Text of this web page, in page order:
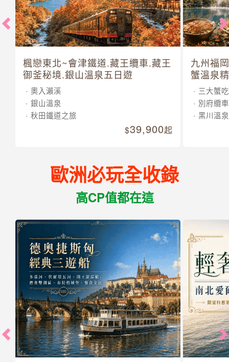
楓戀東北~會津鐵道.藏王纜車.藏王
御釜秘境.銀山溫泉五日遊
奧入瀨溪
銀山溫泉
秋田鐵道之旅
39,900起
九州福
蟹溫泉
三大蟹
別府纜車
黑川溫泉
歐洲必玩全收錄
高CP值都在這